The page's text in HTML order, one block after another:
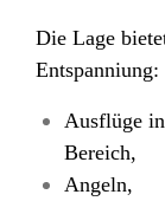
Die Lage
Entspanniung:
Ausflüge
Bereich,
Angeln,